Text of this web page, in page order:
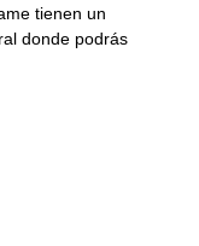
tienen un
donde podrás